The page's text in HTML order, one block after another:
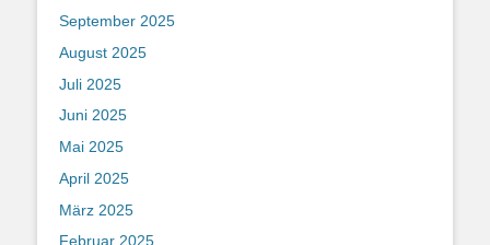
September 2025
August 2025
Juli 2025
Juni 2025
Mai 2025
April 2025
März 2025
Februar 2025